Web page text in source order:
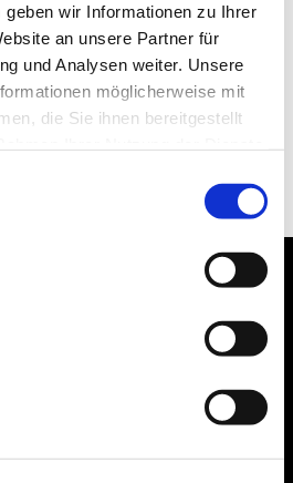
wir Informationen zu Ihrer
an unsere Partner für
und Analysen weiter. Unsere
möglicherweise mit
die Sie ihnen bereitgestellt